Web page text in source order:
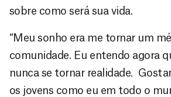
sobre como será sua vida.
“Meu sonho era me tornar um
comunidade. Eu entendo agora
nunca se tornar realidade.
os jovens como eu em todo o